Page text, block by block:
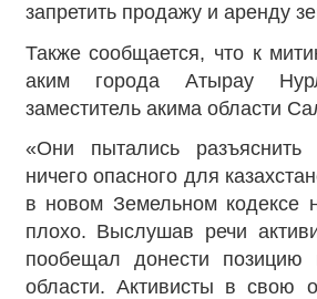
запретить продажу и аренду
Также сообщается, что к
аким города Атырау
заместитель акима области
«Они пытались разъяснить
ничего опасного для
в новом Земельном кодексе
плохо. Выслушав речи
пообещал донести позицию
области. Активисты в свою